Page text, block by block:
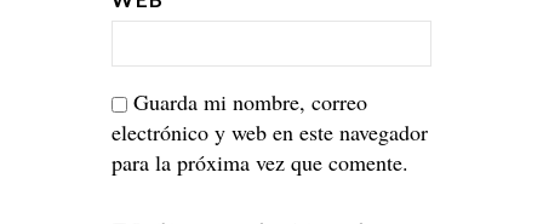
Guarda mi nombre, correo
electrónico y web en este navegador
para la próxima vez que comente.